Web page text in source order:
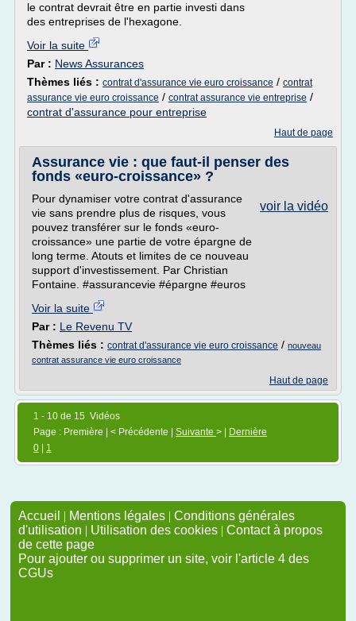
le contrat devrait être en partie investi dans
des entreprises de l'hexagone.
Voir la suite
Par : News Assurances
Thèmes liés : contrat d'assurance vie euro croissance / contrat
assurance vie euro croissance / contrat assurance vie entreprise /
contrat d'assurance pour entreprise
Haut de page
Assurance vie : que faut-il penser des
fonds «euro-croissance» ?
voir la vidéo
Pour dynamiser votre contrat d'assurance
vie sans prendre plus de risques, vous
pouvez transférer sur le fonds «euro-
croissance» une partie de votre épargne de
long terme. Atouts et limites de ce nouveau
support d'investissement. Par Christian
Fontaine. #assurancevie #épargne #euros
Voir la suite
Par : Le Revenu TV
Thèmes liés : contrat d'assurance vie euro croissance / nouveau
contrat assurance vie euro croissance
Haut de page
1 - 10 de 15 Vidéos
Page : Première | < Précédente | Suivante > |
Dernière
0
1
Accueil | Mentions légales | Conditions générales
d'utilisation | Utilisation des cookies | Contact à propos
de cette page
Pour ajouter ou supprimer un site, voir l'article 4 des
CGUs